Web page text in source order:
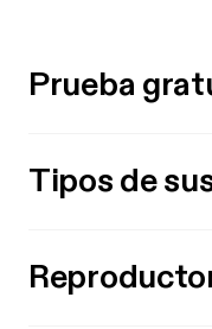
Prueba
Tipos de